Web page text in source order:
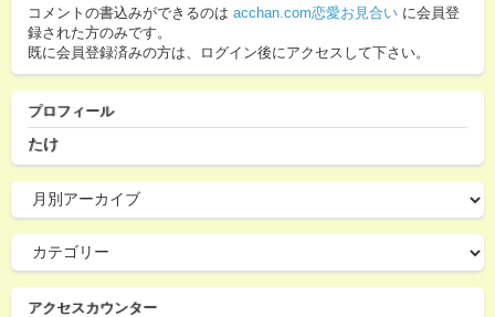
コメントの書込みができるのは acchan.com恋愛お見合い に会員登
録された方のみです。
既に会員登録済みの方は、ログイン後にアクセスして下さい。
プロフィール
たけ
アクセスカウンター